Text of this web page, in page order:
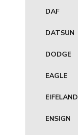
DAF
DATSUN
DODGE
EAGLE
EIFELAND
ENSIGN